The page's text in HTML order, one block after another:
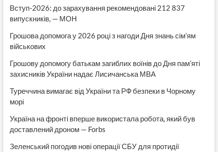
Вступ-2026: до зарахування рекомендовані 212 837
випускників, — МОН
Грошова допомога у 2026 році з нагоди Дня знань сім’ям
військових
Грошову допомогу батькам загиблих воїнів до Дня пам’яті
захисників України надає Лисичанська МВА
Туреччина вимагає від України та РФ безпеки в Чорному
морі
Україна на фронті вперше використала робота, який був
доставлений дроном — Forbs
Зеленський погодив нові операції СБУ для протидії